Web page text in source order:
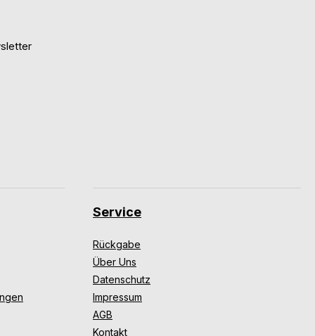
Service
Rückgabe
Über Uns
Datenschutz
Impressum
AGB
Kontakt